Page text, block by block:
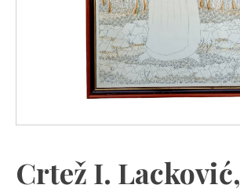
Crtež I. Lacković,